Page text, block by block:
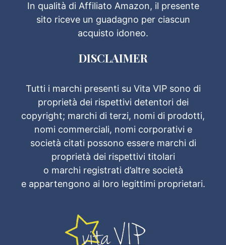
In qualità di Affiliato Amazon, il presente
sito riceve un guadagno per ciascun
acquisto idoneo.
DISCLAIMER
Tutti i marchi presenti su Vita VIP sono di
proprietà dei rispettivi detentori dei
copyright; marchi di terzi, nomi di prodotti,
nomi commerciali, nomi corporativi e
società citati possono essere marchi di
proprietà dei rispettivi titolari
o marchi registrati d’altre società
e appartengono ai loro legittimi proprietari.